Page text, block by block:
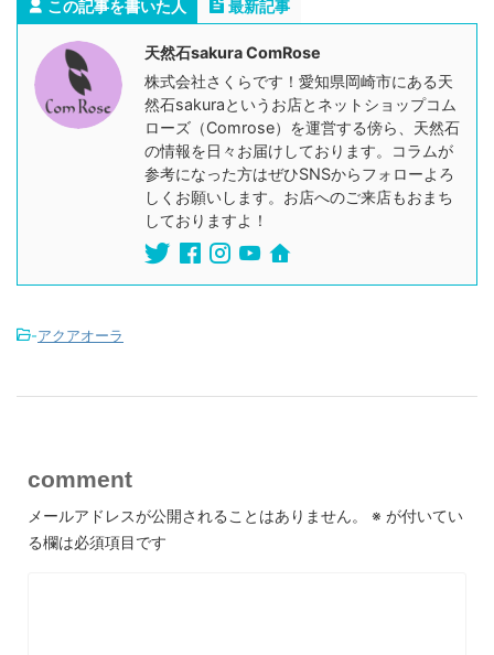
この記事を書いた人 最新記事
天然石sakura ComRose
株式会社さくらです！愛知県岡崎市にある天
然石sakuraというお店とネットショップコム
ローズ（Comrose）を運営する傍ら、天然石
の情報を日々お届けしております。コラムが
参考になった方はぜひSNSからフォローよろ
しくお願いします。お店へのご来店もおまち
しておりますよ！
-アクアオーラ
comment
メールアドレスが公開されることはありません。 ※ が付いてい
る欄は必須項目です